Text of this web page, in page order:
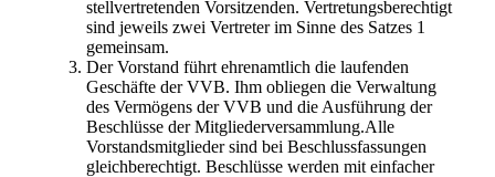
stellvertretenden Vorsitzenden. Vertretungsberechtigt
sind jeweils zwei Vertreter im Sinne des Satzes 1
gemeinsam.
Der Vorstand führt ehrenamtlich die laufenden
Geschäfte der VVB. Ihm obliegen die Verwaltung
des Vermögens der VVB und die Ausführung der
Beschlüsse der Mitgliederversammlung.Alle
Vorstandsmitglieder sind bei Beschlussfassungen
gleichberechtigt. Beschlüsse werden mit einfacher